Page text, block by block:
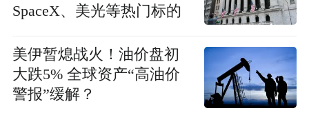
SpaceX、美光等热门标的
美伊暂熄战火！油价盘初
大跌5% 全球资产“高油价
警报”缓解？